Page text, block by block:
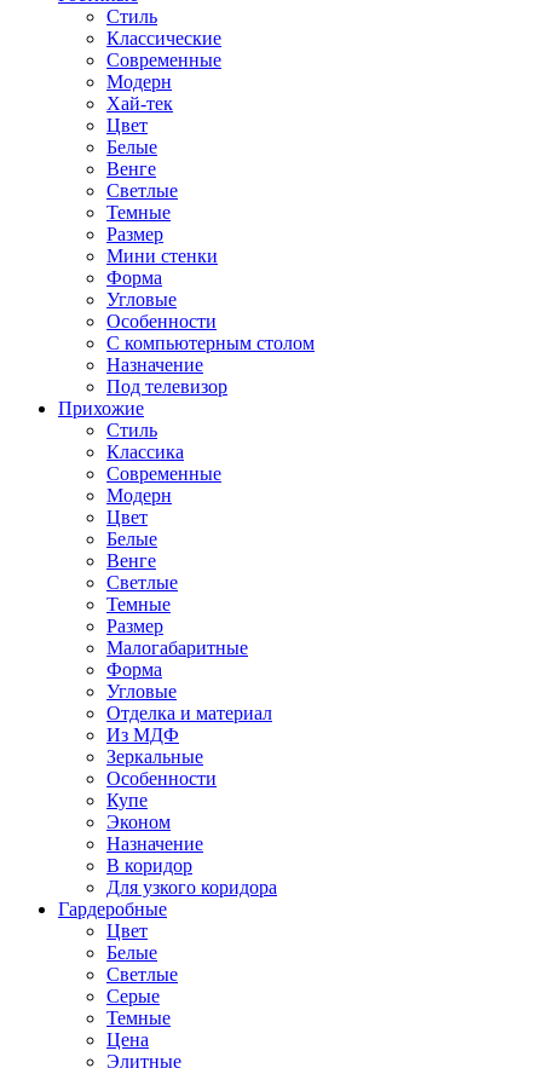
Стиль
Классические
Современные
Модерн
Хай-тек
Цвет
Белые
Венге
Светлые
Темные
Размер
Мини стенки
Форма
Угловые
Особенности
С компьютерным столом
Назначение
Под телевизор
Прихожие
Стиль
Классика
Современные
Модерн
Цвет
Белые
Венге
Светлые
Темные
Размер
Малогабаритные
Форма
Угловые
Отделка и материал
Из МДФ
Зеркальные
Особенности
Купе
Эконом
Назначение
В коридор
Для узкого коридора
Гардеробные
Цвет
Белые
Светлые
Серые
Темные
Цена
Элитные